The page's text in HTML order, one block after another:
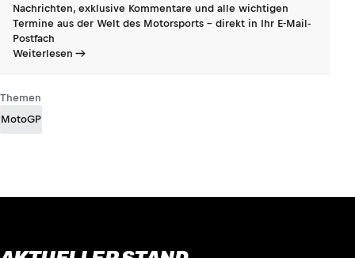
Nachrichten, exklusive Kommentare und alle wichtigen
Termine aus der Welt des Motorsports - direkt in Ihr E-Mail-
Postfach
Weiterlesen
Themen
MotoGP